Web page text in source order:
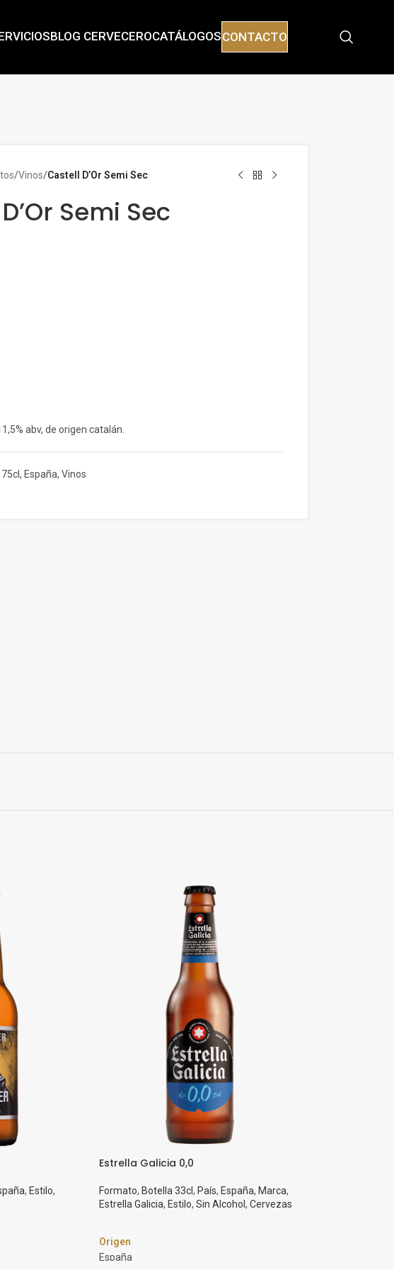
BLOG CERVECEROCATÁLOGOSCONTACTO
/Vinos/Castell D’Or Semi Sec
Semi Sec
abv, de origen catalán.
, España, Vinos
, Estilo,
Estrella Galicia 0,0
Formato, Botella 33cl, País, España, Marca,
Estrella Galicia, Estilo, Sin Alcohol , Cervezas
Origen
España